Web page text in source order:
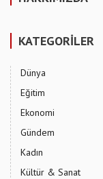
KATEGORİLER
Dünya
Eğitim
Ekonomi
Gündem
Kadın
Kültür & Sanat